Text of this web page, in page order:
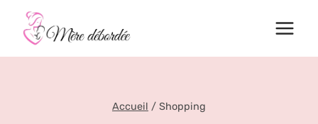
contenu
Accueil / Shopping